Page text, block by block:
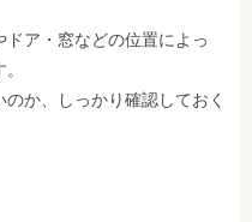
ア・窓などの位置によっ
か、しっかり確認しておく